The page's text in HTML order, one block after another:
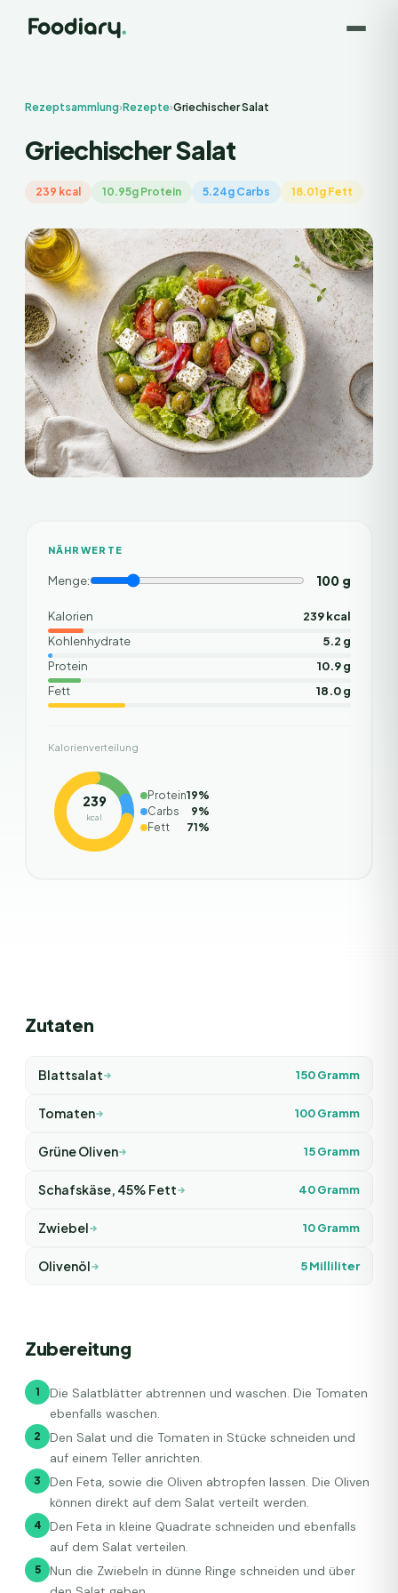
Rezeptsammlung›Rezepte›Griechischer Salat
Griechischer Salat
239 kcal 10.95g Protein 5.24g Carbs 18.01g Fett
NÄHRWERTE
Menge: 100g
Kalorien
239 kcal
Kohlenhydrate
5.2 g
Protein
10.9 g
Fett
18.0 g
Kalorienverteilung
239
kcal
Protein19%
Carbs
9%
Fett
71%
Zutaten
Blattsalat 150Gramm
Tomaten 100Gramm
Grüne Oliven 15Gramm
Schafskäse, 45% Fett 40Gramm
Zwiebel 10Gramm
Olivenöl 5Milliliter
Zubereitung
1
Die Salatblätter abtrennen und waschen. Die Tomaten
ebenfalls waschen.
2
Den Salat und die Tomaten in Stücke schneiden und
auf einem Teller anrichten.
3
Den Feta, sowie die Oliven abtropfen lassen. Die Oliven
können direkt auf dem Salat verteilt werden.
4
Den Feta in kleine Quadrate schneiden und ebenfalls
auf dem Salat verteilen.
5
Nun die Zwiebeln in dünne Ringe schneiden und über